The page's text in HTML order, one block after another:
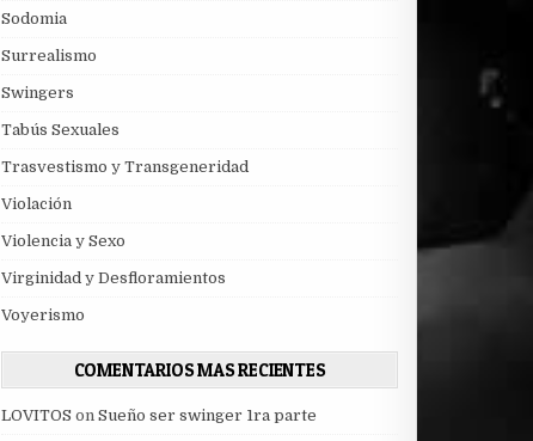
Sodomia
Surrealismo
Swingers
Tabús Sexuales
Trasvestismo y Transgeneridad
Violación
Violencia y Sexo
Virginidad y Desfloramientos
Voyerismo
COMENTARIOS MAS RECIENTES
LOVITOS onSueño ser swinger 1ra parte